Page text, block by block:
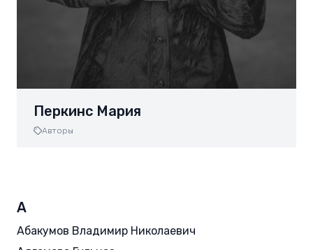
Перкинс Мария
Авторы
А
Абакумов Владимир Николаевич